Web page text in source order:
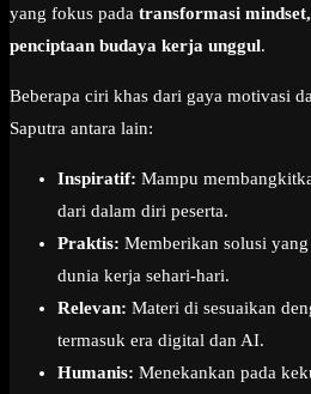
yang fokus pada transformasi
penciptaan budaya kerja unggul.
Beberapa ciri khas dari gaya motivasi
Saputra antara lain:
Inspiratif: Mampu
dari dalam diri peserta.
Praktis: Memberikan solusi
dunia kerja sehari-hari.
Relevan: Materi di sesuaikan
termasuk era digital dan AI.
Humanis: Menekankan pada